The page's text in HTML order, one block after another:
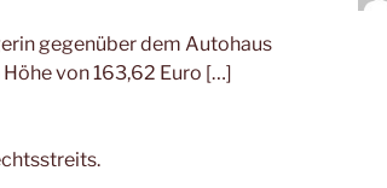
gegenüber dem Autohaus
von 163,62 Euro […]